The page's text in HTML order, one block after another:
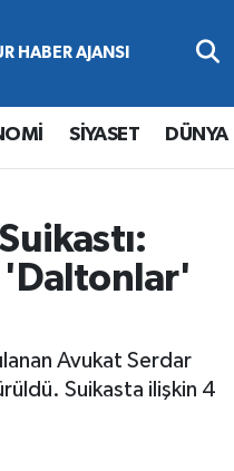
SİYASET DÜNYA
'Daltonlar'
Avukat Serdar
Suikasta ilişkin 4